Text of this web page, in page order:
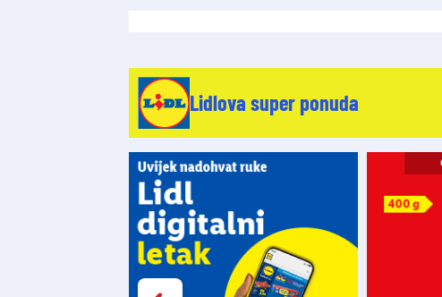
Lidlova super ponuda